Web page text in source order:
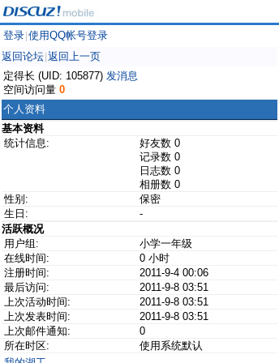
登录 使用QQ帐号登录
返回论坛 返回上一页
定得长 (UID: 105877) 发消息
空间访问量 0
个人资料
基本资料
统计信息:
好友数 0
记录数 0
日志数 0
相册数 0
性别:
保密
生日:
-
活跃概况
用户组:
小学一年级
在线时间:
0 小时
注册时间:
2011-9-4 00:06
最后访问:
2011-9-8 03:51
上次活动时间:
2011-9-8 03:51
上次发表时间:
2011-9-8 03:51
上次邮件通知:
0
所在时区:
使用系统默认